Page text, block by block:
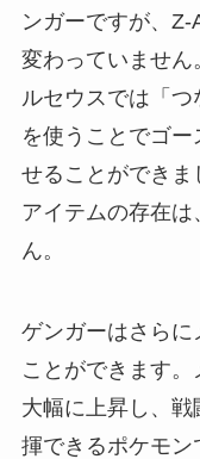
ンガーですが、
変わっていませ
ルセウスでは「
を使うことでゴ
せることができま
アイテムの存在
ん。
ゲンガーはさらに
ことができます
大幅に上昇し、
揮できるポケモ